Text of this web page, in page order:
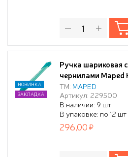
Ручка шариковая
чернилами Maped
СИНЯЯ 0,7 мм, с
тренажером для
возможностью
картриджа, цвет
блистере
ТМ: MAPED
Артикул: 229500
В наличии: 9 шт
В упаковке: по 12 шт
НОВИНКА
ЗАКЛАДКА
296,00